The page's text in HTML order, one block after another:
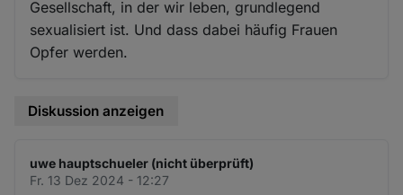
Gesellschaft, in der wir leben, grundlegend
sexualisiert ist. Und dass dabei häufig Frauen
Opfer werden.
Diskussion anzeigen
uwe hauptschueler (nicht überprüft)
Fr. 13 Dez 2024 - 12:27